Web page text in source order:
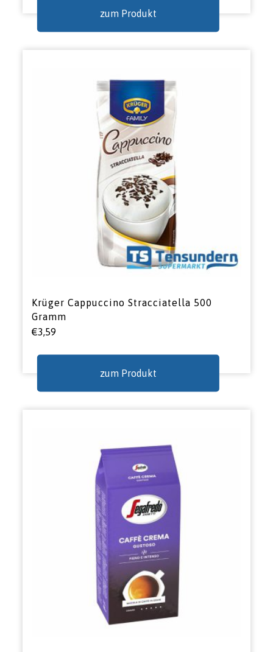
zum Produkt
Krüger Cappuccino Stracciatella 500
Gramm
€3,59
zum Produkt